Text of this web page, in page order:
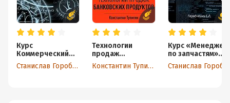
Курс
Коммерческий
инженер \
Проектный
Станислав Горобченко
Технологии
продаж
банковских
продуктов
Константин Тупикин
Курс «Менеджер
по запчастям».
Учебное пособие
для слушателей